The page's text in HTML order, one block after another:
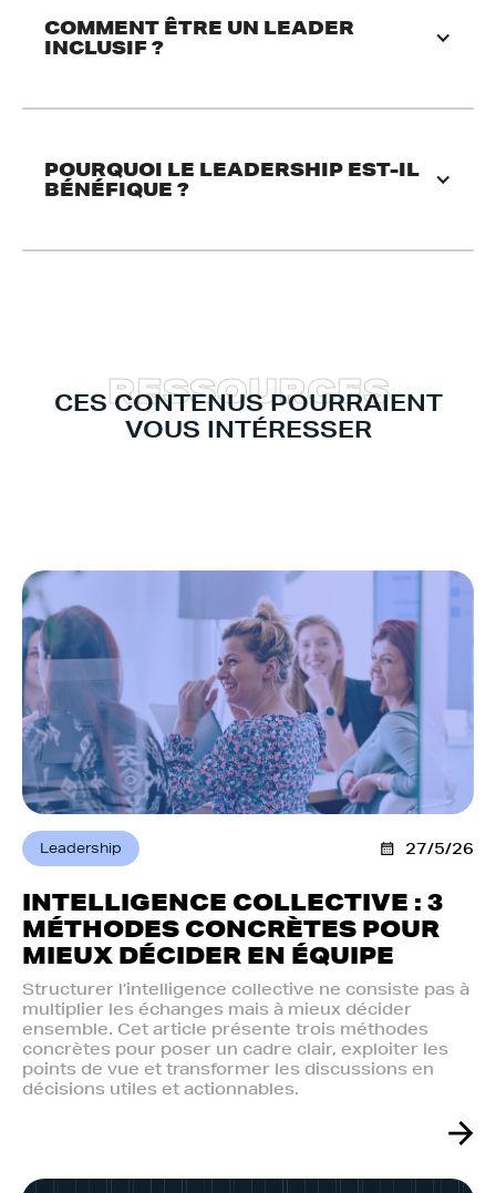
COMMENT ÊTRE UN LEADER
INCLUSIF ?
POURQUOI LE LEADERSHIP EST-IL
BÉNÉFIQUE ?
CES CONTENUS POURRAIENT
VOUS INTÉRESSER
RESSOURCES
Leadership 27/5/26
INTELLIGENCE COLLECTIVE : 3
MÉTHODES CONCRÈTES POUR
MIEUX DÉCIDER EN ÉQUIPE
Structurer l’intelligence collective ne consiste pas à
multiplier les échanges mais à mieux décider
ensemble. Cet article présente trois méthodes
concrètes pour poser un cadre clair, exploiter les
points de vue et transformer les discussions en
décisions utiles et actionnables.